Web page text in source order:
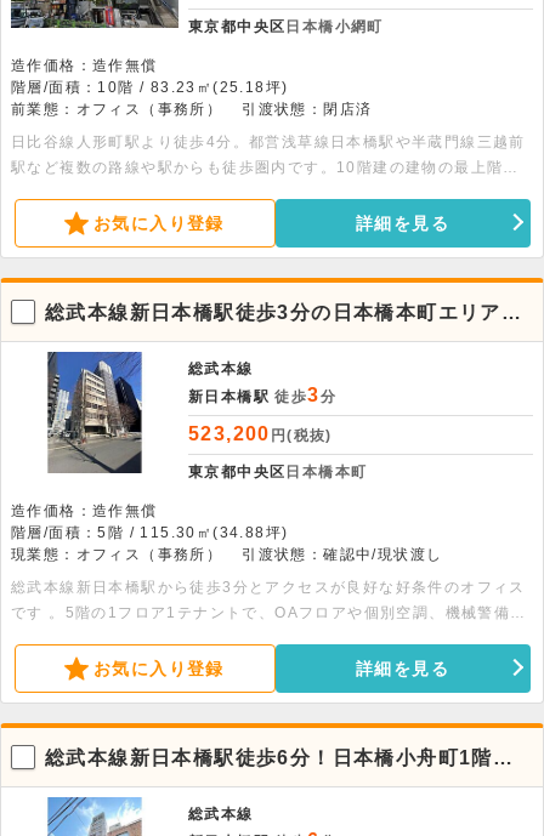
東京都中央区 日本橋小網町
造作価格：造作無償
階層/面積：10階 / 83.23㎡(25.18坪)
前業態：オフィス（事務所）
引渡状態：閉店済
日比谷線人形町駅より徒歩4分。都営浅草線日本橋駅や半蔵門線三越前
駅など複数の路線や駅からも徒歩圏内です。10階建の建物の最上階、
備です。
お気に入り登録 詳細を見る
総武本線新日本橋駅徒歩3分の日本橋本町エリアに
位置する5階オフィス物件
総武本線
新日本橋駅 徒歩3分
523,200 円(税抜)
東京都中央区 日本橋本町
造作価格：造作無償
階層/面積：5階 / 115.30㎡(34.88坪)
現業態：オフィス（事務所）
引渡状態：確認中/現状渡し
総武本線新日本橋駅から徒歩3分とアクセスが良好な好条件のオフィス
です 。5階の1フロア1テナントで、OAフロアや個別空調、機械警備な
わせください。※内装写真は他フロア参考
お気に入り登録 詳細を見る
総武本線新日本橋駅徒歩6分！日本橋小舟町1階店
舗物件。飲食不可
総武本線